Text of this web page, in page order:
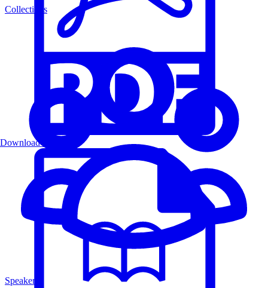
Collections
Speakers
Download PDF